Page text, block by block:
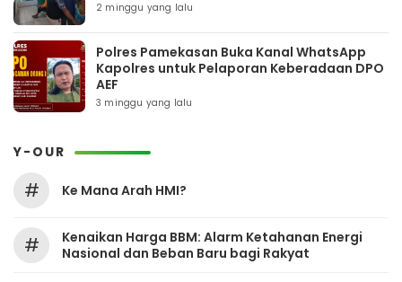
2 minggu yang lalu
Polres Pamekasan Buka Kanal WhatsApp
Kapolres untuk Pelaporan Keberadaan DPO
AEF
3 minggu yang lalu
Y-OUR
# Ke Mana Arah HMI?
#
Kenaikan Harga BBM: Alarm Ketahanan Energi
Nasional dan Beban Baru bagi Rakyat